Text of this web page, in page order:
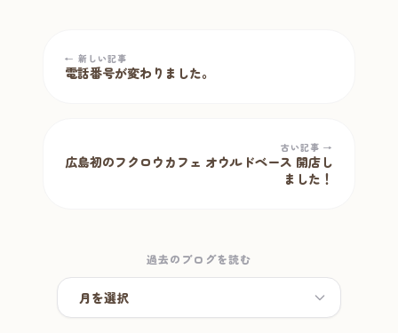
← 新しい記事
電話番号が変わりました。
古い記事 →
広島初のフクロウカフェ オウルドベース 開店し
ました！
過去のブログを読む